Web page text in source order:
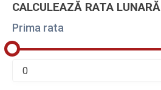
CALCULEAZĂ RATA LUNARĂ
Prima rata